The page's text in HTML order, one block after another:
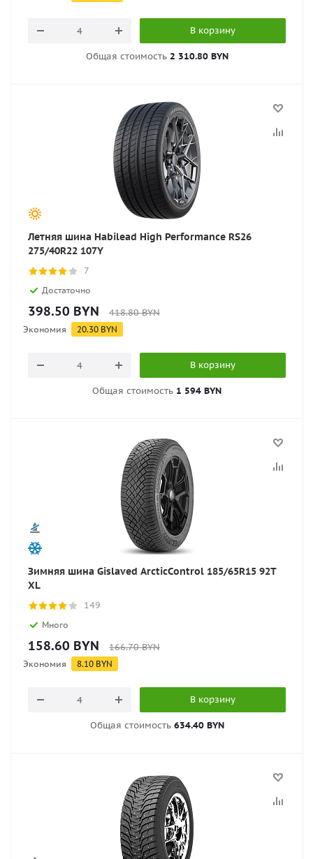
В корзину
Общая стоимость 2 310.80 BYN
Летняя шина Habilead High Performance RS26
275/40R22 107Y
7
Достаточно
398.50 BYN 418.80BYN
Экономия 20.30 BYN
В корзину
Общая стоимость 1 594 BYN
Зимняя шина Gislaved ArcticControl 185/65R15 92T
XL
149
Много
158.60 BYN 166.70BYN
Экономия 8.10 BYN
В корзину
Общая стоимость 634.40 BYN